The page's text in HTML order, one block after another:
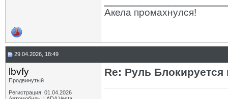
Акела промахнулся!
29.04.2026, 18:49
lbvfy
Продвинутый
Регистрация: 01.04.2026
Re: Руль Блокируется